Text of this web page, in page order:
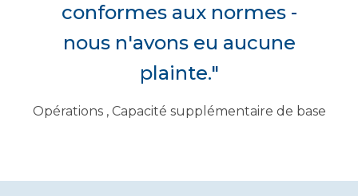
conformes aux normes -
nous n'avons eu aucune
plainte."
Opérations , Capacité supplémentaire de base